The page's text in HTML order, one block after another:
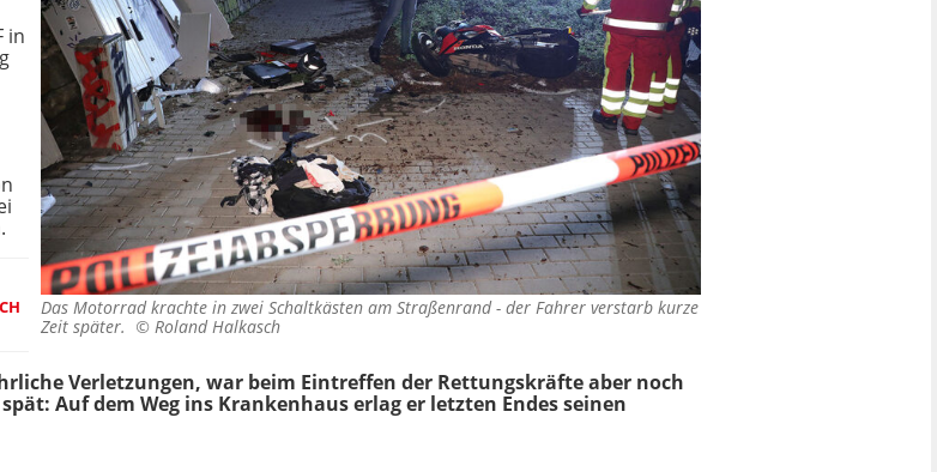
Das Motorrad krachte in zwei Schaltkästen am Straßenrand - der Fahrer verstarb kurze
Zeit später. © Roland Halkasch
in
Verletzungen, war beim Eintreffen der Rettungskräfte aber noch
Auf dem Weg ins Krankenhaus erlag er letzten Endes seinen